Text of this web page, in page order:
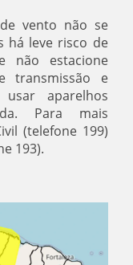
vento não se
há leve risco de
não estacione
transmissão e
aparelhos
Para mais
(telefone 199)
193).